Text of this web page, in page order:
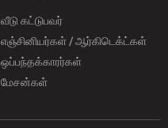
வீடு கட்டுபவர்
எஞ்சினியர்கள் / ஆர்கிடெக்ட்கள்
ஒப்பந்தக்காரர்கள்
மேசன்கள்